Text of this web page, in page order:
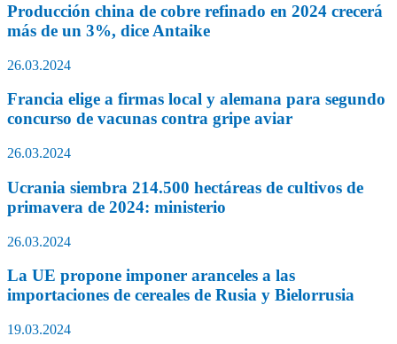
Producción china de cobre refinado en 2024 crecerá
más de un 3%, dice Antaike
26.03.2024
Francia elige a firmas local y alemana para segundo
concurso de vacunas contra gripe aviar
26.03.2024
Ucrania siembra 214.500 hectáreas de cultivos de
primavera de 2024: ministerio
26.03.2024
La UE propone imponer aranceles a las
importaciones de cereales de Rusia y Bielorrusia
19.03.2024